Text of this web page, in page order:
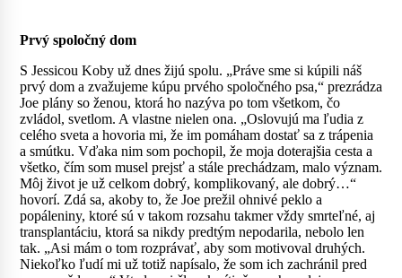
Prvý spoločný dom
S Jessicou Koby už dnes žijú spolu. „Práve sme si kúpili náš
prvý dom a zvažujeme kúpu prvého spoločného psa,“ prezrádza
Joe plány so ženou, ktorá ho nazýva po tom všetkom, čo
zvládol, svetlom. A vlastne nielen ona. „Oslovujú ma ľudia z
celého sveta a hovoria mi, že im pomáham dostať sa z trápenia
a smútku. Vďaka nim som pochopil, že moja doterajšia cesta a
všetko, čím som musel prejsť a stále prechádzam, malo význam.
Môj život je už celkom dobrý, komplikovaný, ale dobrý…“
hovorí. Zdá sa, akoby to, že Joe prežil ohnivé peklo a
popáleniny, ktoré sú v takom rozsahu takmer vždy smrteľné, aj
transplantáciu, ktorá sa nikdy predtým nepodarila, nebolo len
tak. „Asi mám o tom rozprávať, aby som motivoval druhých.
Niekoľko ľudí mi už totiž napísalo, že som ich zachránil pred